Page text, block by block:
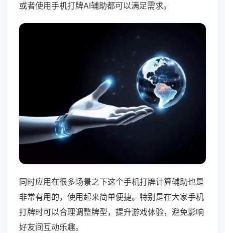
或者使用手机打牌AI辅助都可以满足需求。
同时应用在很多场景之下这个手机打牌计算辅助也是
非常有用的，使用起来简单便捷。特别是在大家手机
打牌时可以合理调整牌型，提升游戏体验，避免影响
好友间互动乐趣。